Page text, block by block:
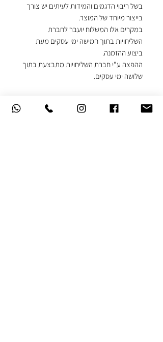
בשל ריבוי הדגמים והמידות לעיתים יש צורך
בייצור מיוחד של המוצר.
במקרים אלו המשלוח יועבר לחברת
השליחויות בתוך חמישה ימי עסקים מעת
ביצוע ההזמנה.
ההפצה ע"י חברת השליחויות מתבצעת בתוך
שלושה ימי עסקים.